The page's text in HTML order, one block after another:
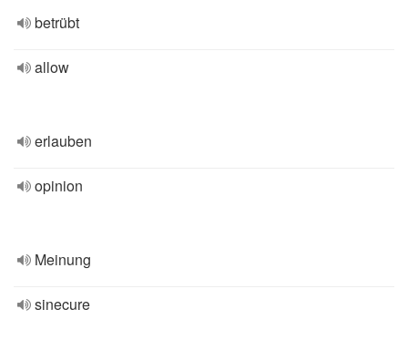
betrübt
allow
erlauben
opinion
Meinung
sinecure